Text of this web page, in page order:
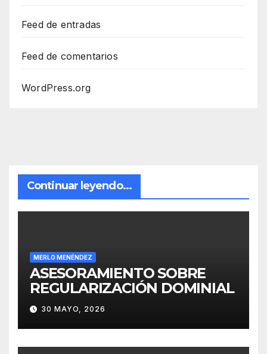
Feed de entradas
Feed de comentarios
WordPress.org
Continuar leyendo...
MERLO MENÉNDEZ
ASESORAMIENTO SOBRE
REGULARIZACIÓN DOMINIAL
30 MAYO, 2026